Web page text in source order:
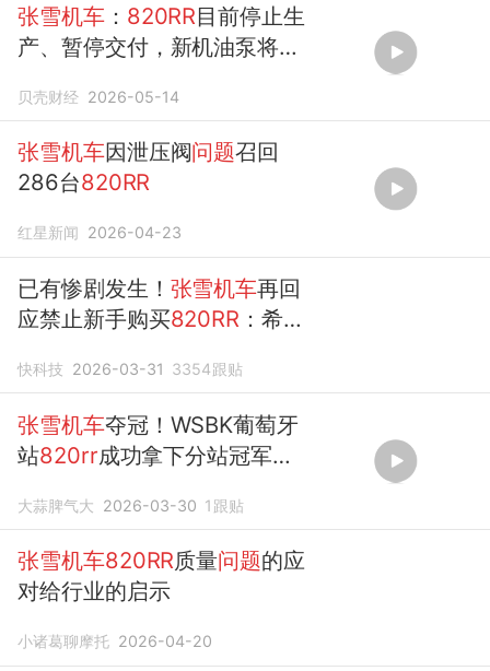
张雪机车： 820RR目前停止生
产、暂停交付，新机油泵将彻
贝壳财经 2026-05-14
张雪机车因泄压阀问题召回
286台820RR
红星新闻 2026-04-23
已有惨剧发生！ 张雪机车再回
应禁止新手购买820RR ：希望
快科技 2026-03-31 3354跟贴
张雪机车夺冠！WSBK葡萄牙
站820rr成功拿下分站冠军！
大蒜脾气大 2026-03-30 1 跟贴
张雪机车820RR质量问题的应
对给行业的启示
小诸葛聊摩托 2026-04-20